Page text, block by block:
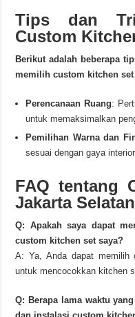
Tips dan
Custom
Berikut adalah beberapa
memilih custom kitchen
Perencanaan Ruang:
untuk memaksimalkan
Pemilihan Warna dan
sesuai dengan gaya
FAQ tentang
Jakarta Selatan
Q: Apakah saya dapat
custom kitchen set saya?
A: Ya, Anda dapat memilih
untuk mencocokkan kitchen
Q: Berapa lama waktu